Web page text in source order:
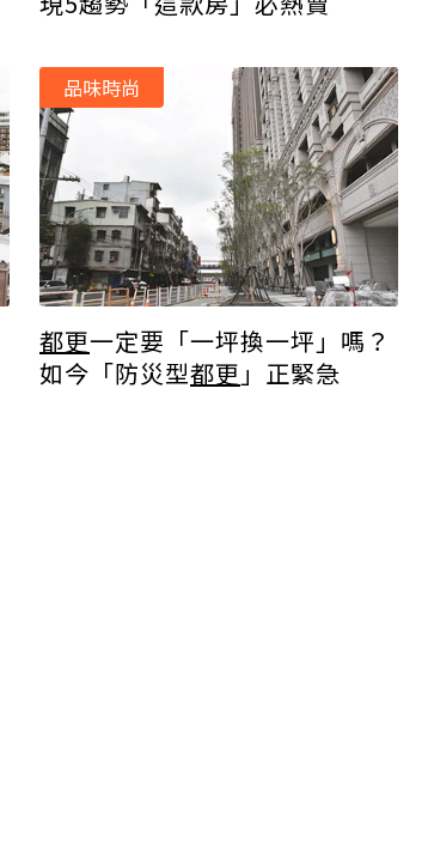
都更一定要「一坪換一坪」嗎？
如今「防災型都更 」正緊急
品味時尚